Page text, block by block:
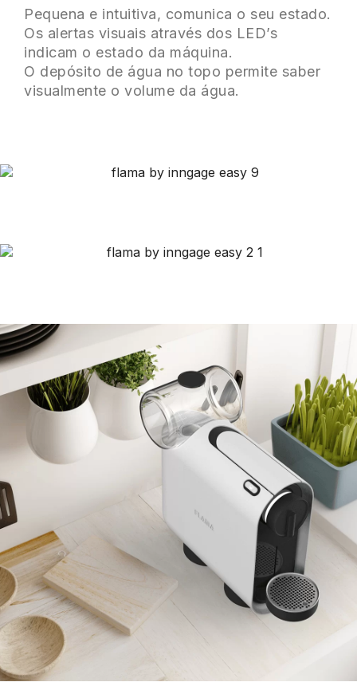
Pequena e intuitiva, comunica o seu estado.
Os alertas visuais através dos LED’s
indicam o estado da máquina.
O depósito de água no topo permite saber
visualmente o volume da água.